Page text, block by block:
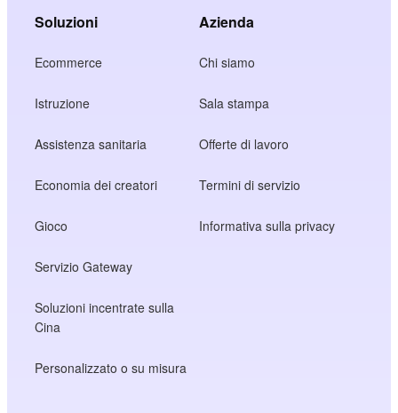
Soluzioni
Ecommerce
Istruzione
Assistenza sanitaria
Economia dei creatori
Gioco
Servizio Gateway
Soluzioni incentrate sulla
Cina
Personalizzato o su misura
Azienda
Chi siamo
Sala stampa
Offerte di lavoro
Termini di servizio
Informativa sulla privacy